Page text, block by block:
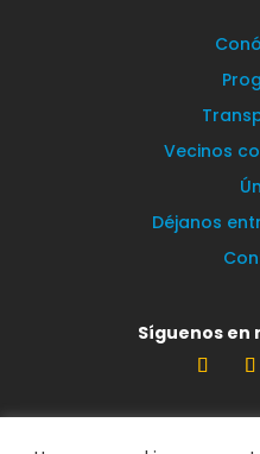
Vecinos
Déjanos
Síguenos en
Estamos